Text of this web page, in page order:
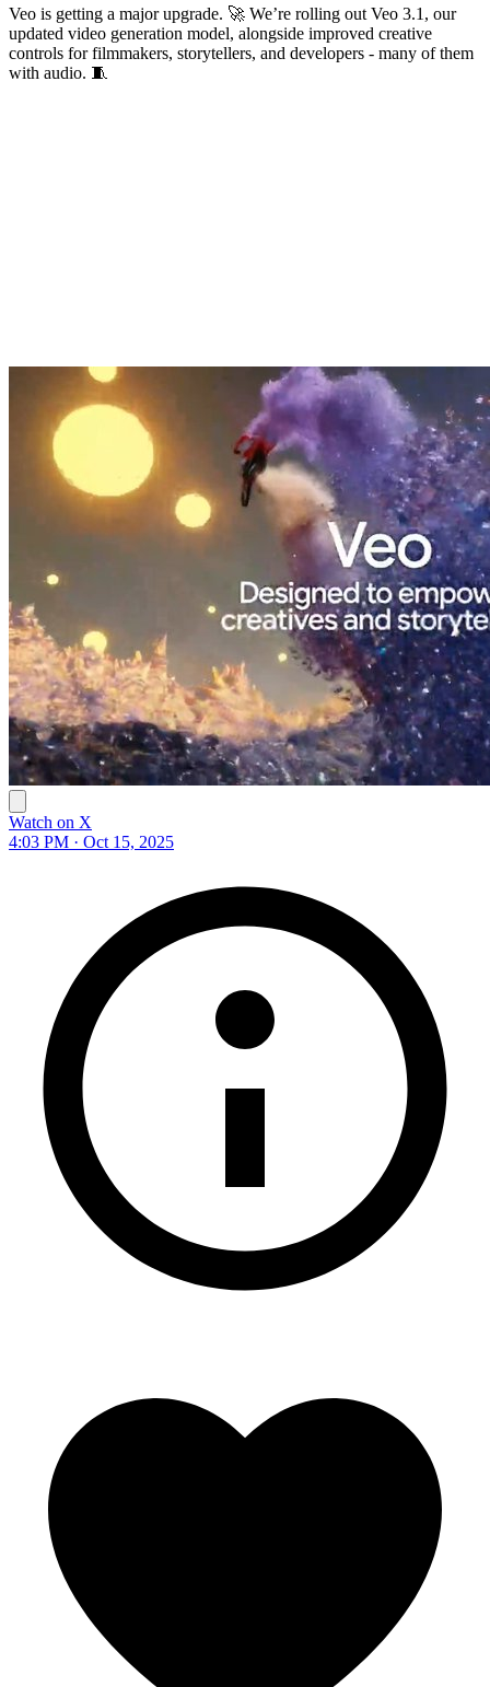
Veo is getting a major upgrade. 🚀 We’re rolling out Veo 3.1, our
updated video generation model, alongside improved creative
controls for filmmakers, storytellers, and developers - many of them
with audio. 🧵
Watch on X
4:03 PM · Oct 15, 2025